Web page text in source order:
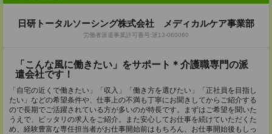
日研トータルソーシング株式会社 メディカルケア事業部
労働者派遣事業許可番号:派13-060060
「こんな風に働きたい」をサポート＊介護職専門の派
遣会社です！
「自宅の近くで働きたい」「収入」「働き方を選びたい」「正社員を目指し
たい」などの希望条件や、仕事上の不満も丁寧にお聞きしてからご紹介する
ので長期でご活躍されている方が多いのが特長です。まずはご希望を聞いた
うえで、ピッタリの求人をご紹介。また安心してお仕事を続けていただくた
め、経験豊富な専任担当者がお仕事開始前はもちろん、お仕事開始後もしっ